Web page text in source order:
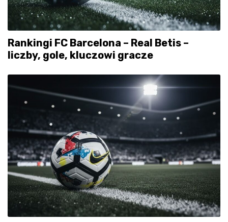
Rankingi FC Barcelona – Real Betis –
liczby, gole, kluczowi gracze